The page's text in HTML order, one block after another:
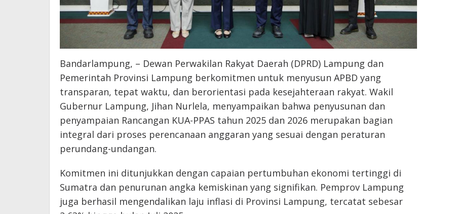
Bandarlampung, – Dewan Perwakilan Rakyat Daerah (DPRD) Lampung dan
Pemerintah Provinsi Lampung berkomitmen untuk menyusun APBD yang
transparan, tepat waktu, dan berorientasi pada kesejahteraan rakyat. Wakil
Gubernur Lampung, Jihan Nurlela, menyampaikan bahwa penyusunan dan
penyampaian Rancangan KUA-PPAS tahun 2025 dan 2026 merupakan bagian
integral dari proses perencanaan anggaran yang sesuai dengan peraturan
perundang-undangan.
Komitmen ini ditunjukkan dengan capaian pertumbuhan ekonomi tertinggi di
Sumatra dan penurunan angka kemiskinan yang signifikan. Pemprov Lampung
juga berhasil mengendalikan laju inflasi di Provinsi Lampung, tercatat sebesar